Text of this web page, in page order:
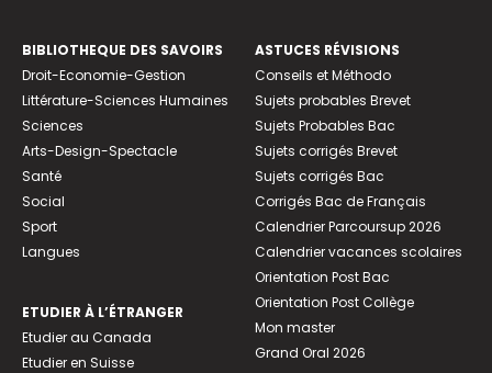
BIBLIOTHEQUE DES SAVOIRS
Droit-Economie-Gestion
Littérature-Sciences Humaines
Sciences
Arts-Design-Spectacle
Santé
Social
Sport
Langues
ETUDIER À L’ÉTRANGER
Etudier au Canada
Etudier en Suisse
ASTUCES RÉVISIONS
Conseils et Méthodo
Sujets probables Brevet
Sujets Probables Bac
Sujets corrigés Brevet
Sujets corrigés Bac
Corrigés Bac de Français
Calendrier Parcoursup 2026
Calendrier vacances scolaires
Orientation Post Bac
Orientation Post Collège
Mon master
Grand Oral 2026